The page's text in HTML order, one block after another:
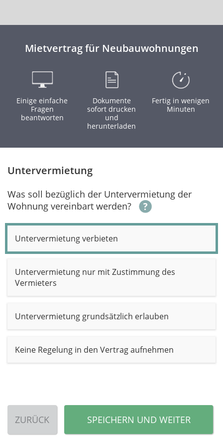
Mietvertrag für Neubauwohnungen
Einige einfache
Fragen
beantworten
Dokumente
sofort drucken
und
herunterladen
Fertig in wenigen
Minuten
Untervermietung
Was soll bezüglich der Untervermietung der
Wohnung vereinbart werden?
Untervermietung verbieten
Untervermietung nur mit Zustimmung des
Vermieters
Untervermietung grundsätzlich erlauben
Keine Regelung in den Vertrag aufnehmen
ZURÜCK SPEICHERN UND WEITER